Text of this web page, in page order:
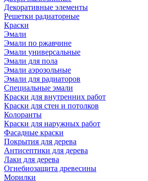
Декоративные элементы
Решетки радиаторные
Краски
Эмали
Эмали по ржавчине
Эмали универсальные
Эмали для пола
Эмали аэрозольные
Эмали для радиаторов
Специальные эмали
Краски для внутренних работ
Краски для стен и потолков
Колоранты
Краски для наружных работ
Фасадные краски
Покрытия для дерева
Антисептики для дерева
Лаки для дерева
Огнебиозащита древесины
Морилки